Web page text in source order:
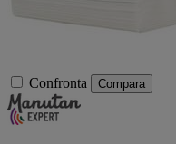
Confronta Compara